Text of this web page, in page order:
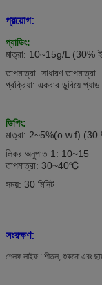
প্রয়োগ:
প্যাডিং:
মাত্রা: 10~15g/L (30%
তাপমাত্রা: সাধারণ তাপমাত্রা
প্রক্রিয়া: একবার ডুবিয়ে
ডিপিং:
মাত্রা: 2~5%(o.w.f) (30
লিকর অনুপাত 1: 10~15
তাপমাত্রা: 30~40℃
সময়: 30 মিনিট
সংরক্ষণ:
শেলফ লাইফ : শীতল, শুকনো এবং